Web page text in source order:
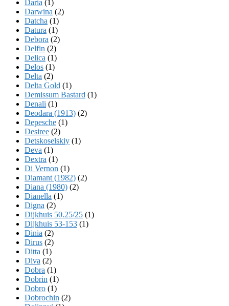
Daria (1)
Darwina (2)
Datcha (1)
Datura (1)
Debora (2)
Delfin (2)
Delica (1)
Delos (1)
Delta (2)
Delta Gold (1)
Demissum Bastard (1)
Denali (1)
Deodara (1913) (2)
Depesche (1)
Desiree (2)
Detskoselskiy (1)
Deva (1)
Dextra (1)
Di Vernon (1)
Diamant (1982) (2)
Diana (1980) (2)
Dianella (1)
Digna (2)
Dijkhuis 50.25/25 (1)
Dijkhuis 53-153 (1)
Dinia (2)
Dirus (2)
Ditta (1)
Diva (2)
Dobra (1)
Dobrin (1)
Dobro (1)
Dobrochin (2)